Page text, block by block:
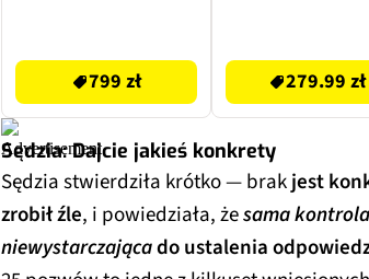
799 zł 279.99 zł
Sędzia: Dajcie jakieś konkrety
Sędzia stwierdziła krótko — brakjest
zrobił źle, i powiedziała, żesama
niewystarczającado ustalenia